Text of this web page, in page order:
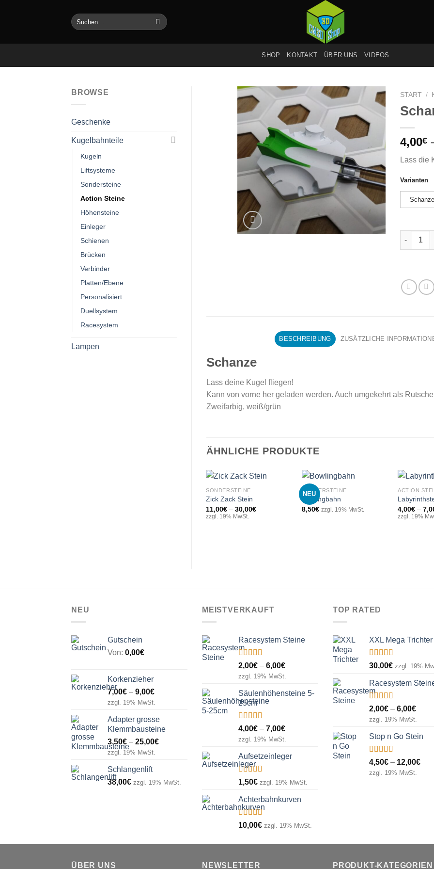
Suchen
nach:
SHOP KONTAKT ÜBER UNS VIDEOS
BROWSE
Geschenke
Kugelbahnteile
Kugeln
Liftsysteme
Sondersteine
Action Steine
Höhensteine
Einleger
Schienen
Brücken
Verbinder
Platten/Ebene
Personalisiert
Duellsystem
Racesystem
Lampen
Add to
wishlist
START /
4,00€
Lass die
Varianten
Schanze
Schanze
BESCHREIBUNG ZUSÄTZLICHE
Schanze
Lass deine Kugel fliegen!
Kann von vorne her geladen werden. Auch umgekehrt als
Zweifarbig, weiß/grün
ÄHNLICHE PRODUKTE
+
SONDERSTEINE
Zick Zack Stein
11,00€ –30,00€Preisspanne:
zzgl. 19% MwSt.
NEU
Add to
+
SONDERSTEINE
Bowlingbahn
8,50€ zzgl. 19% MwSt.
ACTION
4,00€ –
zzgl. 19%
NEU
Gutschein
Von: 0,00€
Korkenzieher
7,00€ – 9,00€Preisspanne:
9,00€
zzgl. 19% MwSt.
Adapter grosse
Klemmbausteine
3,50€ – 25,00€Preisspanne:
zzgl. 19% MwSt.
Schlangenlift
38,00€ zzgl. 19% MwSt.
MEISTVERKAUFT
Racesystem Steine
Bewertet
mit 5.00 von
5
2,00€ – 6,00€Preisspanne:
6,00€
zzgl. 19% MwSt.
Säulenhöhensteine 5-
25cm
Bewertet
mit 5.00 von
5
4,00€ – 7,00€Preisspanne:
7,00€
zzgl. 19% MwSt.
Aufsetzeinleger
Bewertet
mit
von
5
1,50€ zzgl. 19% MwSt.
Achterbahnkurven
Bewertet
mit
10,00€ zzgl. 19% MwSt.
TOP RATED
XXL Mega Trichter
Bewertet
mit
von
5
30,00€ zzgl. 19%
Racesystem
Bewertet
mit 5.00 von
5
2,00€ – 6,00€
6,00€
zzgl. 19% MwSt.
Stop n Go Stein
Bewertet
mit 5.00 von
5
4,50€ – 12,00€
zzgl. 19% MwSt.
ÜBER UNS NEWSLETTER PRODUKT-KATEGORIEN